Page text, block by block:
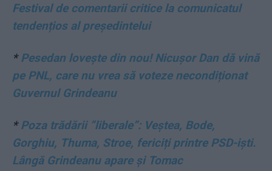
Festival de comentarii critice la comunicatul
tendențios al președintelui
*Pesedan lovește din nou! Nicușor Dan dă vină
pe PNL, care nu vrea să voteze necondiționat
Guvernul Grindeanu
*Poza trădării ”liberale”: Veștea, Bode,
Gorghiu, Thuma, Stroe, fericiți printre PSD-iști.
Lângă Grindeanu apare și Tomac